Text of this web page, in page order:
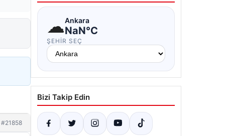
#21858
☁Ankara
NaN°C
ŞEHIR SEÇ
Bizi Takip Edin